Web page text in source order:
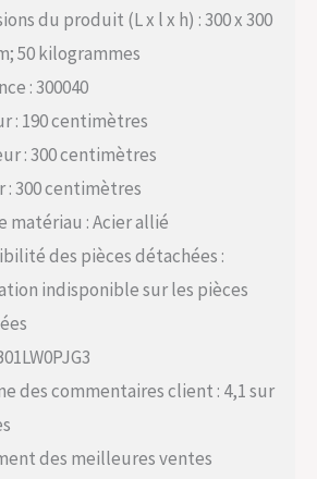
du produit (L x l x h) : 300 x 300
50 kilogrammes
: 300040
: 190 centimètres
: 300 centimètres
: 300 centimètres
matériau : Acier allié
des pièces détachées :
indisponible sur les pièces
des commentaires client : 4,1 sur
des meilleures ventes